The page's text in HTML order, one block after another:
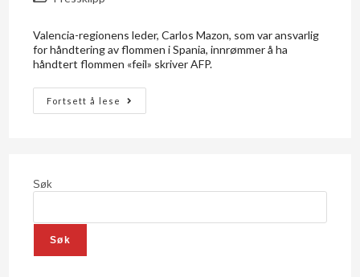
Valencia-regionens leder, Carlos Mazon, som var ansvarlig
for håndtering av flommen i Spania, innrømmer å ha
håndtert flommen «feil» skriver AFP.
Fortsett å lese
Søk
Søk